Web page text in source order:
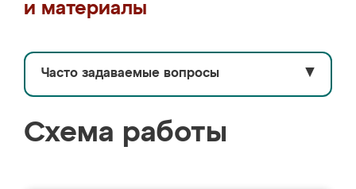
и материалы
Часто задаваемые вопросы ▼
Схема работы